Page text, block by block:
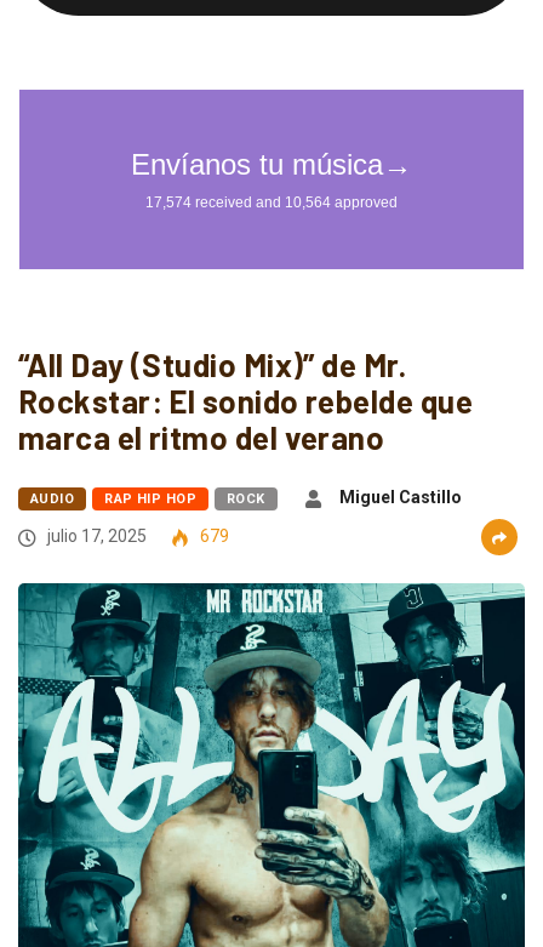
“All Day (Studio Mix)” de Mr.
Rockstar: El sonido rebelde que
marca el ritmo del verano
AUDIO RAP HIP HOP ROCK
Miguel Castillo
julio 17, 2025
679